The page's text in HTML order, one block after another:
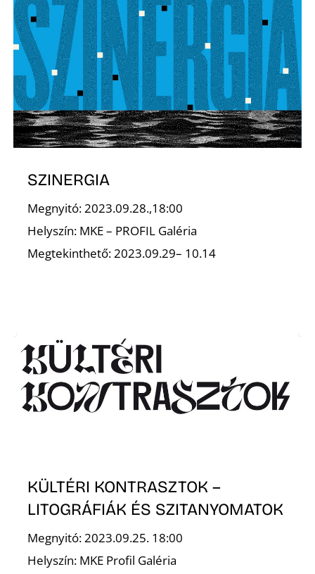
SZINERGIA
Megnyitó: 2023.09.28.,18:00
Helyszín: MKE – PROFIL Galéria
Megtekinthető: 2023.09.29– 10.14
KÜLTÉRI KONTRASZTOK –
LITOGRÁFIÁK ÉS SZITANYOMATOK
Megnyitó: 2023.09.25. 18:00
Helyszín: MKE Profil Galéria